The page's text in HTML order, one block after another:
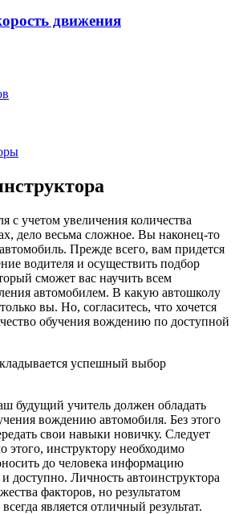
движения
с учетом увеличения количества
дело весьма сложное. Вы наконец-то
Прежде всего, вам придется
водителя и осуществить подбор
сможет вас научить всем
автомобилем. В какую автошколу
вы. Но, согласитесь, что хочется
обучения вождению по доступной
успешный выбор
будущий учитель должен обладать
вождению автомобиля. Без этого
свои навыки новичку. Следует
этого, инструктору необходимо
до человека информацию
доступно. Личность автоинструктора
факторов, но результатом
является отличный результат.